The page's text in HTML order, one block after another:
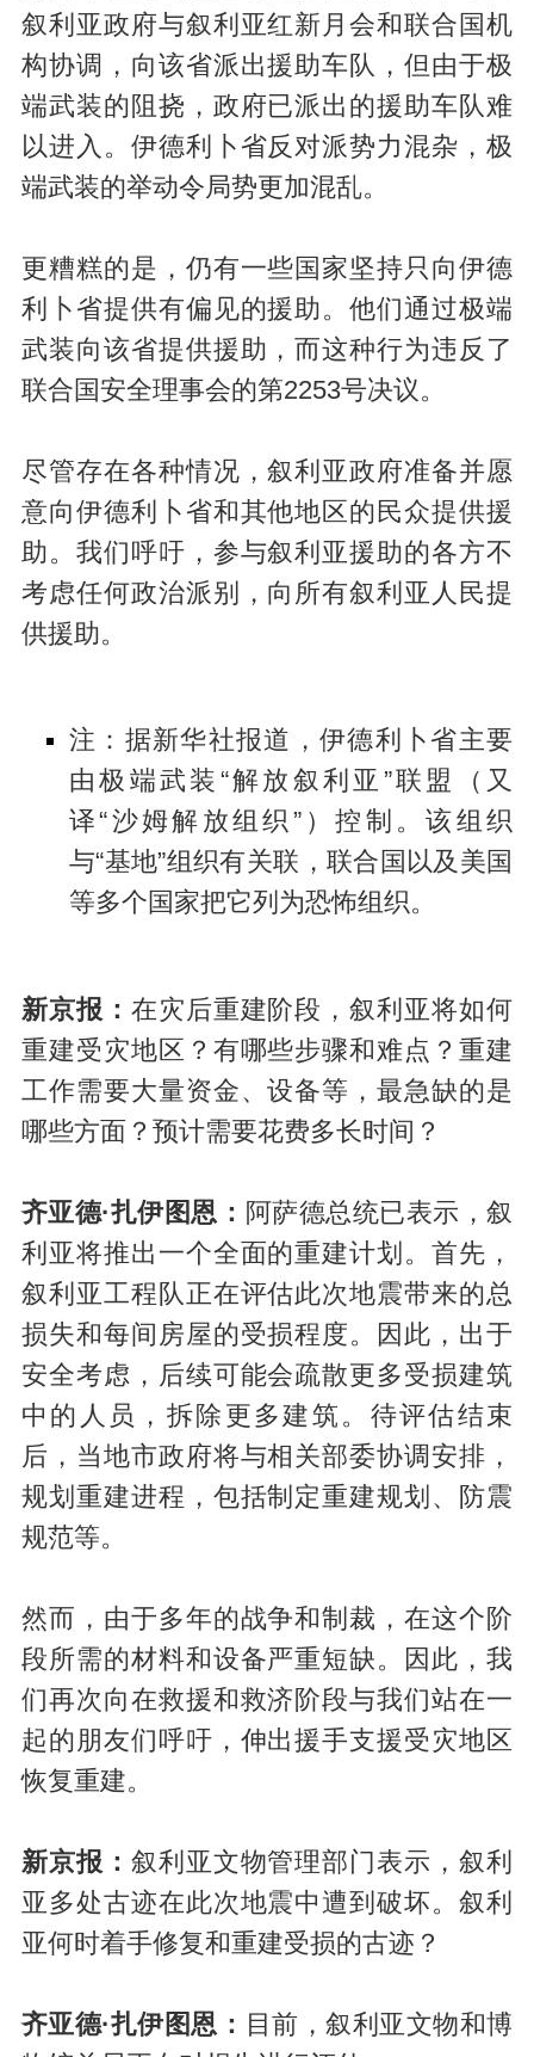
叙利亚政府与叙利亚红新月会和联合国机
构协调，向该省派出援助车队，但由于极
端武装的阻挠，政府已派出的援助车队难
以进入。伊德利卜省反对派势力混杂，极
端武装的举动令局势更加混乱。
更糟糕的是，仍有一些国家坚持只向伊德
利卜省提供有偏见的援助。他们通过极端
武装向该省提供援助，而这种行为违反了
联合国安全理事会的第2253号决议。
尽管存在各种情况，叙利亚政府准备并愿
意向伊德利卜省和其他地区的民众提供援
助。我们呼吁，参与叙利亚援助的各方不
考虑任何政治派别，向所有叙利亚人民提
供援助。
注：据新华社报道，伊德利卜省主要
由极端武装“解放叙利亚”联盟（又
译“沙姆解放组织”）控制。该组织
与“基地”组织有关联，联合国以及美国
等多个国家把它列为恐怖组织。
新京报： 在灾后重建阶段，叙利亚将如何
重建受灾地区？有哪些步骤和难点？重建
工作需要大量资金、设备等，最急缺的是
哪些方面？预计需要花费多长时间？
齐亚德·扎伊图恩： 阿萨德总统已表示，叙
利亚将推出一个全面的重建计划。首先，
叙利亚工程队正在评估此次地震带来的总
损失和每间房屋的受损程度。因此，出于
安全考虑，后续可能会疏散更多受损建筑
中的人员，拆除更多建筑。待评估结束
后，当地市政府将与相关部委协调安排，
规划重建进程，包括制定重建规划、防震
规范等。
然而，由于多年的战争和制裁，在这个阶
段所需的材料和设备严重短缺。因此，我
们再次向在救援和救济阶段与我们站在一
起的朋友们呼吁，伸出援手支援受灾地区
恢复重建。
新京报： 叙利亚文物管理部门表示，叙利
亚多处古迹在此次地震中遭到破坏。叙利
亚何时着手修复和重建受损的古迹？
齐亚德·扎伊图恩： 目前，叙利亚文物和博